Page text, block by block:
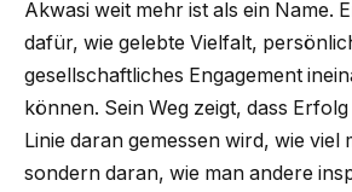
Akwasi weit mehr ist als ein Name.
dafür, wie gelebte Vielfalt,
gesellschaftliches Engagement
können. Sein Weg zeigt, dass
Linie daran gemessen wird, wie viel
sondern daran, wie man andere